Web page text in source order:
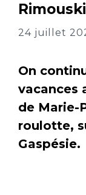
24 juillet
On
vacances
de Marie-
roulotte,
Gaspésie.